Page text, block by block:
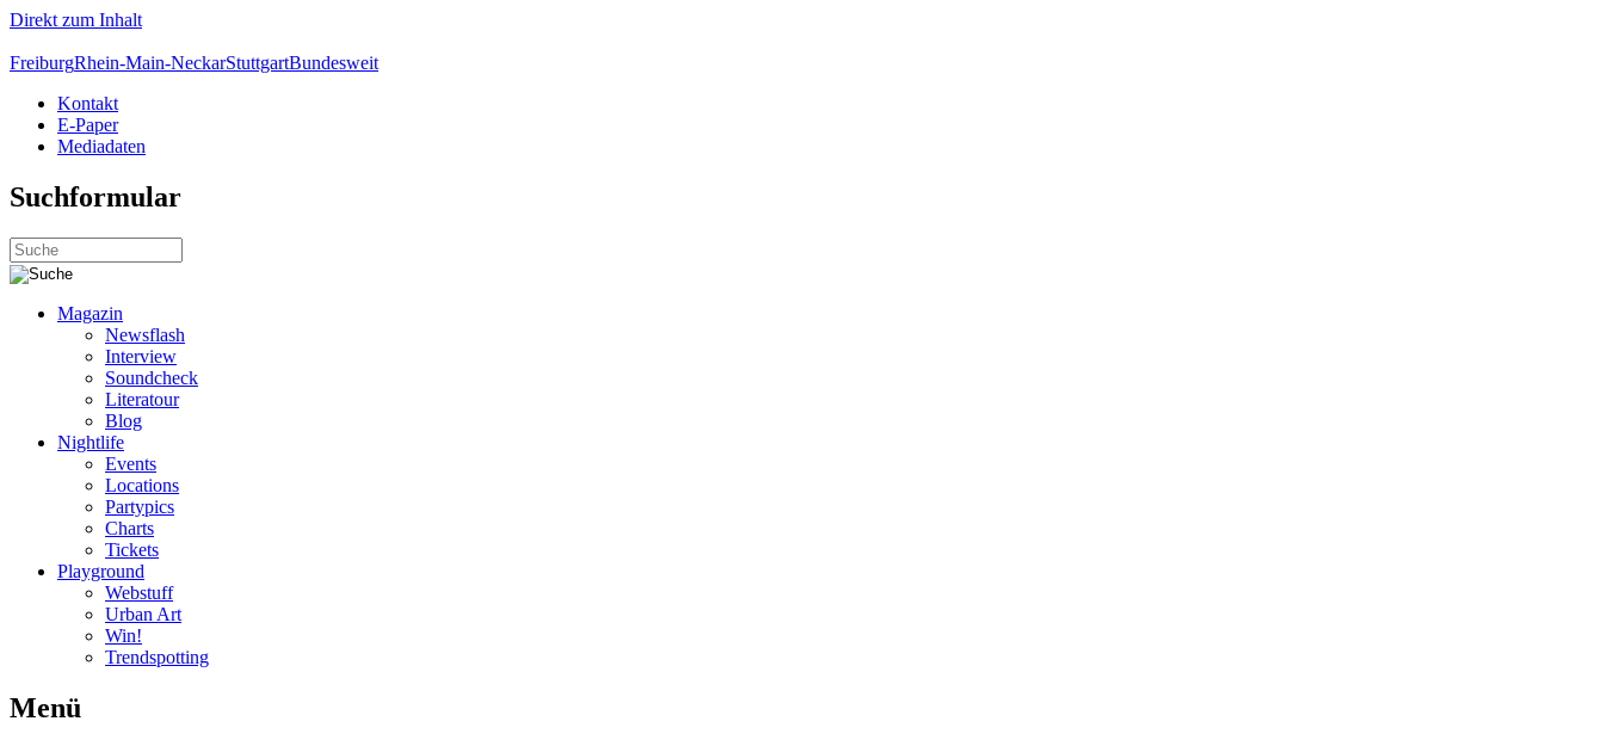
Direkt zum Inhalt
FreiburgRhein-Main-NeckarStuttgartBundesweit
Kontakt
E-Paper
Mediadaten
Suchformular
Magazin
Newsflash
Interview
Soundcheck
Literatour
Blog
Nightlife
Events
Locations
Partypics
Charts
Tickets
Playground
Webstuff
Urban Art
Win!
Trendspotting
Menü